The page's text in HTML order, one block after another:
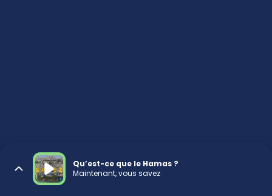
Qu’est-ce que le Hamas ?
Maintenant, vous savez